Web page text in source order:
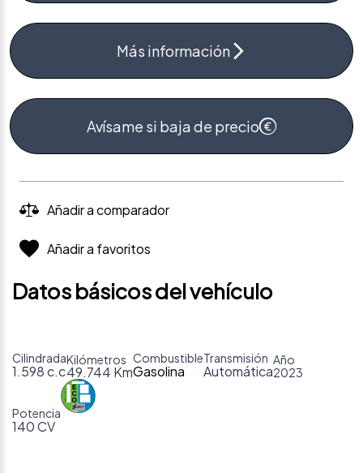
Más información
Avísame si baja de precio
Añadir a comparador
Añadir a favoritos
Datos básicos del vehículo
Cilindrada
1.598 c.c
Kilómetros
49.744 Km
Combustible
Gasolina
Transmisión
Automática
Año
2023
Potencia
140 CV